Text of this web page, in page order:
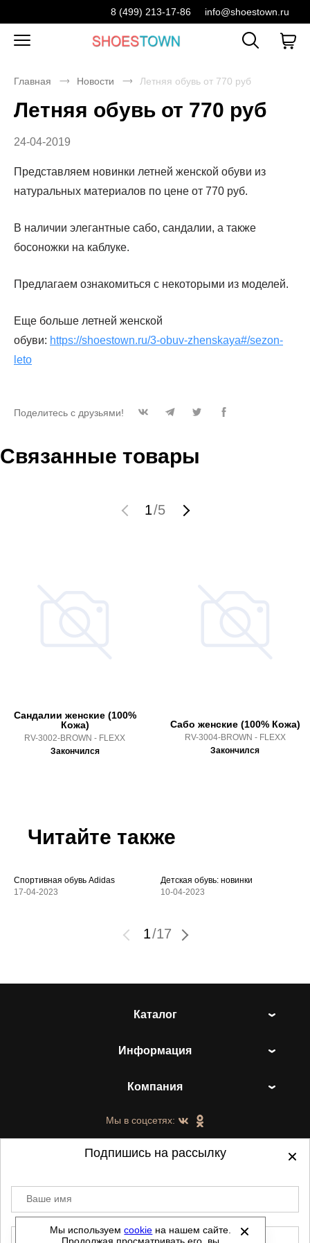
8 (499) 213-17-86 info@shoestown.ru
Главная Новости Летняя обувь от 770 руб
Летняя обувь от 770 руб
24-04-2019
Представляем новинки летней женской обуви из
натуральных материалов по цене от 770 руб.
В наличии элегантные сабо, сандалии, а также
босоножки на каблуке.
Предлагаем ознакомиться с некоторыми из моделей.
Еще больше летней женской
обуви: https://shoestown.ru/3-obuv-zhenskaya#/sezon-
leto
Поделитесь с друзьями!
Связанные товары
1/5
Сандалии женские (100%
Кожа)
RV-3002-BROWN - FLEXX
Закончился
Сабо женские (100% Кожа)
RV-3004-BROWN - FLEXX
Закончился
Читайте также
Спортивная обувь Adidas
17-04-2023
Детская обувь: новинки
10-04-2023
1/17
Каталог
Информация
Компания
Мы в соцсетях:
©2021-2026 - ShoesTown.ru - все права
защищены.
Мы используемcookie на нашем сайте.
Подпишись на рассылку
Ваше имя